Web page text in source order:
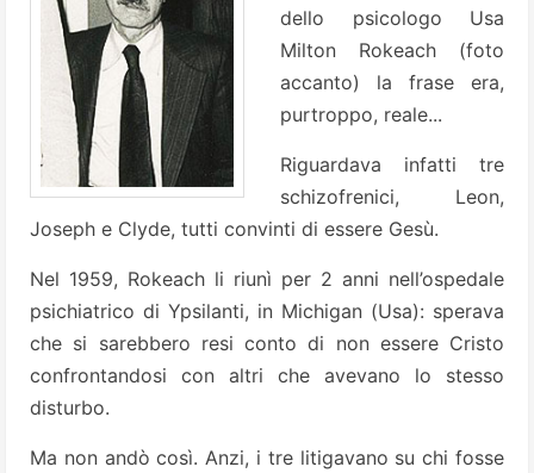
dello psicologo Usa
Milton Rokeach (foto
accanto) la frase era,
purtroppo, reale...
Riguardava infatti tre
schizofrenici, Leon,
Joseph e Clyde, tutti convinti di essere Gesù.
Nel 1959, Rokeach li riunì per 2 anni nell’ospedale
psichiatrico di Ypsilanti, in Michigan (Usa): sperava
che si sarebbero resi conto di non essere Cristo
confrontandosi con altri che avevano lo stesso
disturbo.
Ma non andò così. Anzi, i tre litigavano su chi fosse